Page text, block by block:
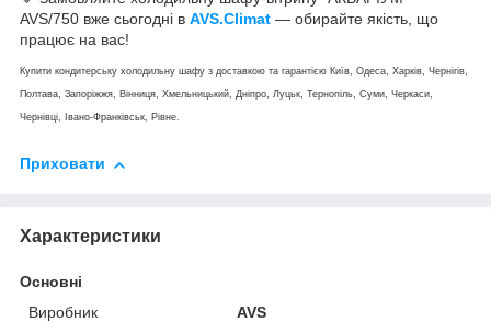
AVS/750 вже сьогодні в AVS.Climat — обирайте якість, що
працює на вас!
Купити кондитерську холодильну шафу з доставкою та гарантією Київ, Одеса, Харків, Чернігів,
Полтава, Запоріжжя, Вінниця, Хмельницький, Дніпро, Луцьк, Тернопіль, Суми, Черкаси,
Чернівці, Івано-Франківськ, Рівне.
Приховати
Характеристики
Основні
Виробник
AVS